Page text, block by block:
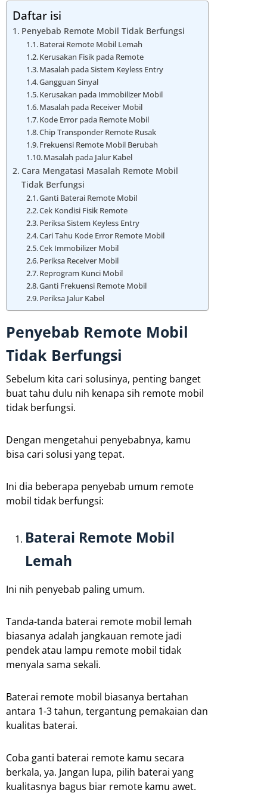
Daftar isi
Penyebab Remote Mobil Tidak Berfungsi
Baterai Remote Mobil Lemah
Kerusakan Fisik pada Remote
Masalah pada Sistem Keyless Entry
Gangguan Sinyal
Kerusakan pada Immobilizer Mobil
Masalah pada Receiver Mobil
Kode Error pada Remote Mobil
Chip Transponder Remote Rusak
Frekuensi Remote Mobil Berubah
Masalah pada Jalur Kabel
Cara Mengatasi Masalah Remote Mobil
Tidak Berfungsi
Ganti Baterai Remote Mobil
Cek Kondisi Fisik Remote
Periksa Sistem Keyless Entry
Cari Tahu Kode Error Remote Mobil
Cek Immobilizer Mobil
Periksa Receiver Mobil
Reprogram Kunci Mobil
Ganti Frekuensi Remote Mobil
Periksa Jalur Kabel
Penyebab Remote Mobil
Tidak Berfungsi
Sebelum kita cari solusinya, penting banget
buat tahu dulu nih kenapa sih remote mobil
tidak berfungsi.
Dengan mengetahui penyebabnya, kamu
bisa cari solusi yang tepat.
Ini dia beberapa penyebab umum remote
mobil tidak berfungsi:
Baterai Remote Mobil
Lemah
Ini nih penyebab paling umum.
Tanda-tanda baterai remote mobil lemah
biasanya adalah jangkauan remote jadi
pendek atau lampu remote mobil tidak
menyala sama sekali.
Baterai remote mobil biasanya bertahan
antara 1-3 tahun, tergantung pemakaian dan
kualitas baterai.
Coba ganti baterai remote kamu secara
berkala, ya. Jangan lupa, pilih baterai yang
kualitasnya bagus biar remote kamu awet.